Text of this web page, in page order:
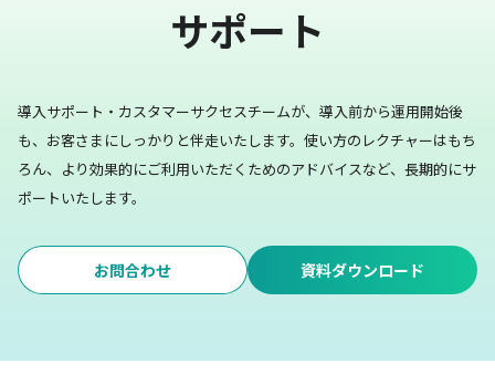
サポート
導入サポート・カスタマーサクセスチームが、導入前から運用開始後
も、お客さまにしっかりと伴走いたします。 使い方のレクチャーはもち
ろん、より効果的にご利用いただくためのアドバイスなど、長期的にサ
ポートいたします。
お問合わせ 資料ダウンロード